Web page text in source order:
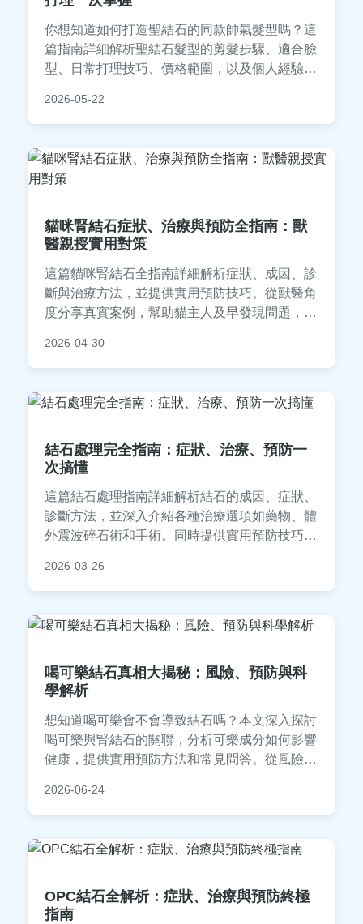
你想知道如何打造聖結石的同款帥氣髮型嗎？這
篇指南詳細解析聖結石髮型的剪髮步驟、適合臉
型、日常打理技巧、價格範圍，以及個人經驗分
2026-05-22
貓咪腎結石症狀、治療與預防全指南：獸
醫親授實用對策
這篇貓咪腎結石全指南詳細解析症狀、成因、診
斷與治療方法，並提供實用預防技巧。從獸醫角
度分享真實案例，幫助貓主人及早發現問題，避
適合所有關心貓咪健康的飼主參考。
2026-04-30
結石處理完全指南：症狀、治療、預防一
次搞懂
這篇結石處理指南詳細解析結石的成因、症狀、
診斷方法，並深入介紹各種治療選項如藥物、體
外震波碎石術和手術。同時提供實用預防技巧和
理知識，減少復發風險。
2026-03-26
喝可樂結石真相大揭秘：風險、預防與科
學解析
想知道喝可樂會不會導致結石嗎？本文深入探討
喝可樂與腎結石的關聯，分析可樂成分如何影響
健康，提供實用預防方法和常見問答。從風險因
相，避免健康困擾。
2026-06-24
OPC結石全解析：症狀、治療與預防終極
指南